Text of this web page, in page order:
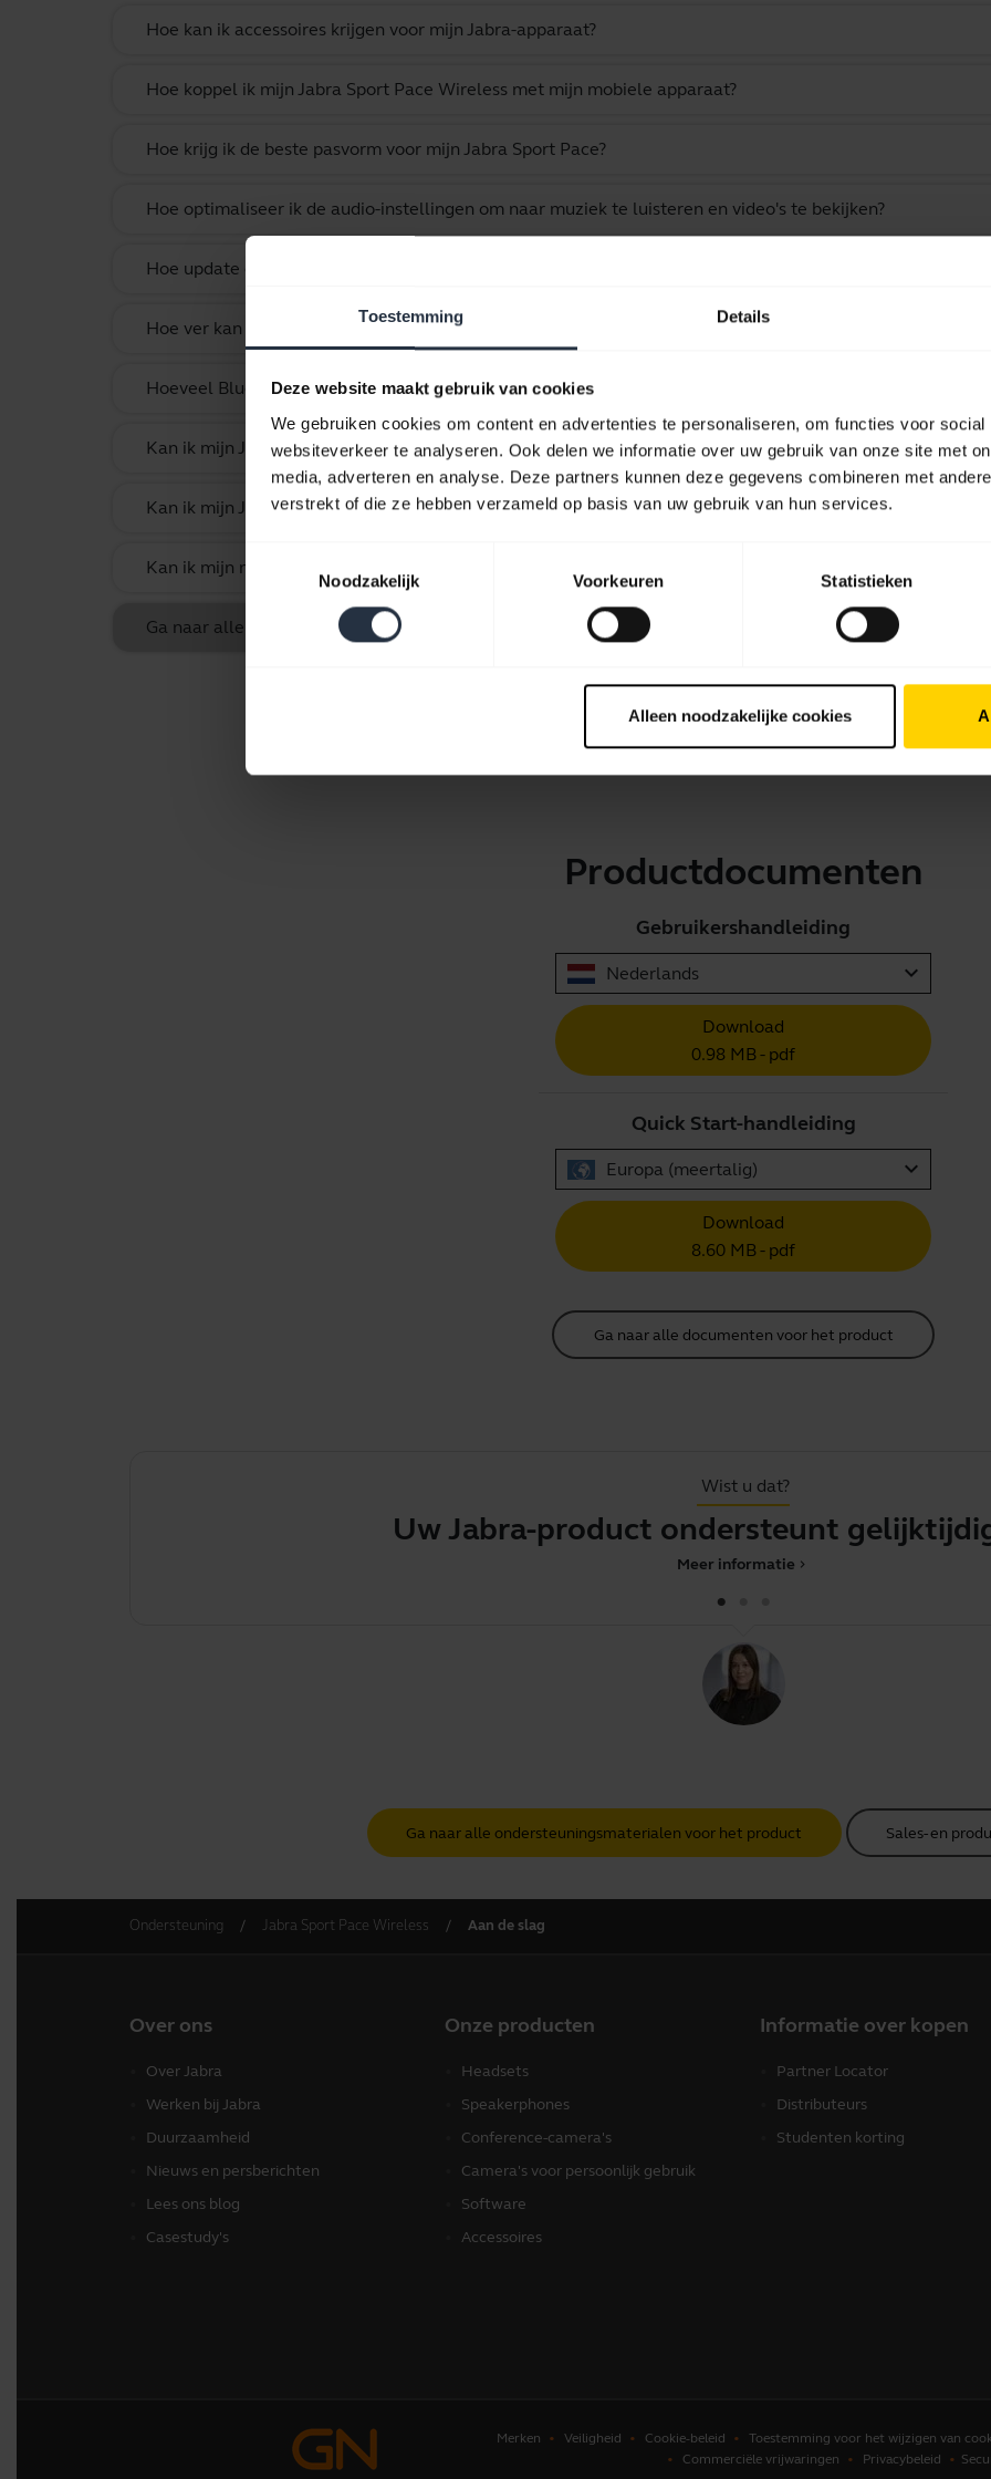
Toestemming Details
Deze website maakt gebruik van cookies
We gebruiken cookies om content en advertenties te personaliseren, om functies voor
websiteverkeer te analyseren. Ook delen we informatie over uw gebruik van onze site met
media, adverteren en analyse. Deze partners kunnen deze gegevens combineren met
verstrekt of die ze hebben verzameld op basis van uw gebruik van hun services.
Noodzakelijk
Voorkeuren Statistieken
Alleen noodzakelijke cookies
Hoe kan ik accessoires krijgen voor mijn Jabra-apparaat?
Hoe koppel ik mijn Jabra Sport Pace Wireless met mijn mobiele apparaat?
Hoe krijg ik de beste pasvorm voor mijn Jabra Sport Pace?
Hoe optimaliseer ik de audio-instellingen om naar muziek te luisteren en video's te bekijken?
Hoe update of verander ik de taal van mijn Jabra-headset via de firmware upgrade-wizard?
Hoe ver kan ik bij mijn smartphone vandaan gaan zonder buiten het Bluetooth-bereik te geraken?
Hoeveel Bluetooth-apparaten kan ik koppelen met mijn Jabra-product?
Kan ik mijn Jabra Bluetooth-product aan een computer of softphone koppelen?
Kan ik mijn Jabra Bluetooth-product aan een tv of videogameconsole koppelen?
Kan ik mijn nieuwe Jabra Bluetooth-apparaat gebruiken met andere apparaten die oudere Bluetooth-
Ga naar alle veelgestelde vragen voor Jabra Sport Pace Wireless
10 van 10 weergegeven
Productdocumenten
Gebruikershandleiding
Nederlands expand_more
Download
0.98 MB - pdf
Quick Start-handleiding
Europa (meertalig) expand_more
Download
8.60 MB - pdf
Ga naar alle documenten voor het product
Wist u dat?
Uw Jabra-product ondersteunt gelijktijdige
chevron_right
Meer informatie
Ga naar alle ondersteuningsmaterialen voor het product Sales- en
Ondersteuning Jabra Sport Pace Wireless Aan de slag
Over ons
Over Jabra
Werken bij Jabra
Duurzaamheid
Nieuws en persberichten
Lees ons blog
Casestudy's
Onze producten
Headsets
Speakerphones
Conference-camera's
Camera's voor persoonlijk gebruik
Software
Accessoires
Informatie over kopen
Partner Locator
Distributeurs
Studenten korting
Merken Veiligheid Cookie-beleid
Toestemming voor het wijzigen van
Commerciële vrijwaringen
Privacybeleid